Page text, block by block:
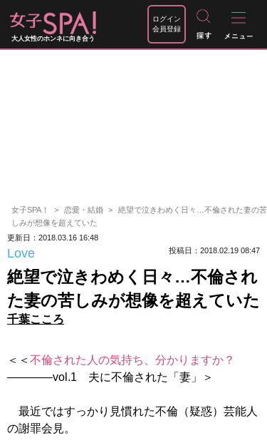
大人女性のホンネに向き合う
ログイン
会員登録
女子SPA！ 恋愛・結婚
絶望で泣きわめく日々…不倫された妻の苦
しみが想像を超えていた
更新日：2018.03.16 16:48
Love 投稿日：2018.02.19 08:47
絶望で泣きわめく日々…不倫され
た妻の苦しみが想像を超えていた
千葉こころ
＜＜ 不倫された人の気持ち、分かりますか？
――――vol.1 夫に不倫された「妻」＞
最近ではすっかり見慣れた不倫（疑惑）芸能人
の謝罪会見。